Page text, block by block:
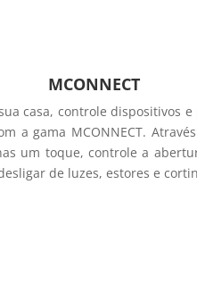
MCONNECT
casa, controle dispositivos
a gama MCONNECT.
um toque, controle a
de luzes, estores e